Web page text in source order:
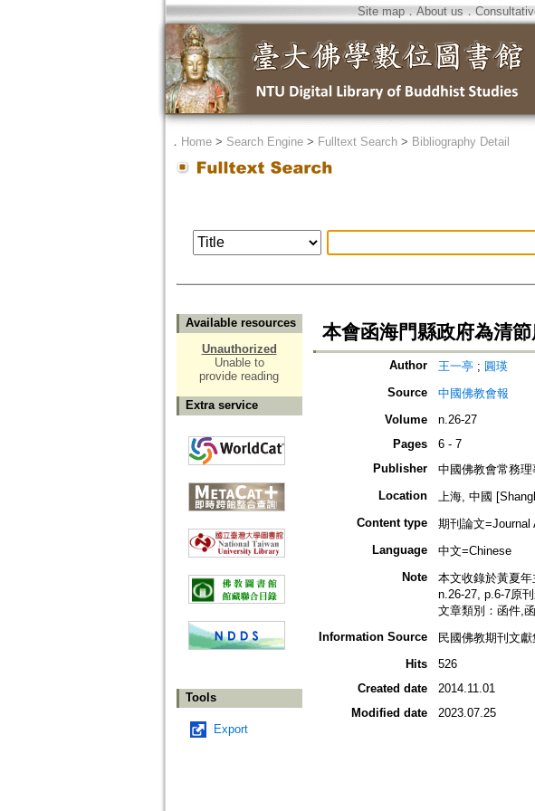
Site map．About us ．
． Home> Search Engine> Fulltext Search> Bibliography Detail
Available resources
Unauthorized
Unable to
provide reading
Extra service
Tools
Export
本會函海門縣政府為清
Author 王一亭; 圓瑛
Source
中國佛教會報
Volume
n.26-27
Pages
6 - 7
Publisher
中國佛教會常務理
Location
上海, 中國
Content type
期刊論文=Journal
Language
中文=Chinese
Note
本文收錄於黃夏年
n.26-27, p.6-7原刊
文章類別：函件,
Information Source
民國佛教期刊文
Hits
526
Created date
2014.11.01
Modified date
2023.07.25